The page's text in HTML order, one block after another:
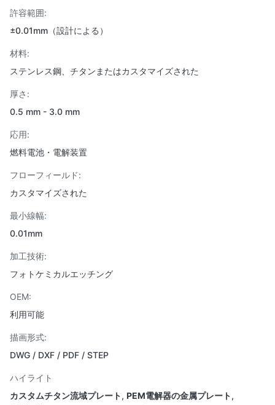
許容範囲:
±0.01mm（設計による）
材料:
ステンレス鋼、チタンまたはカスタマイズされた
厚さ:
0.5 mm - 3.0 mm
応用:
燃料電池・電解装置
フローフィールド:
カスタマイズされた
最小線幅:
0.01mm
加工技術:
フォトケミカルエッチング
OEM:
利用可能
描画形式:
DWG / DXF / PDF / STEP
ハイライト
カスタムチタン流域プレート, PEM電解器の金属プレート,